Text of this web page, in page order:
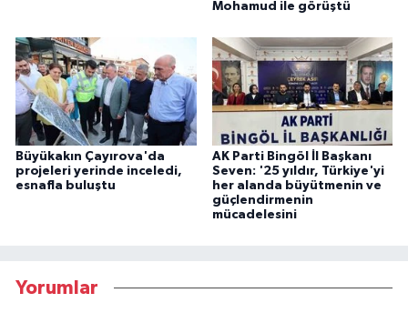
Mohamud ile görüştü
Büyükakın Çayırova'da
projeleri yerinde inceledi,
esnafla buluştu
AK Parti Bingöl İl Başkanı
Seven: '25 yıldır, Türkiye'yi
her alanda büyütmenin ve
güçlendirmenin
mücadelesini
Yorumlar